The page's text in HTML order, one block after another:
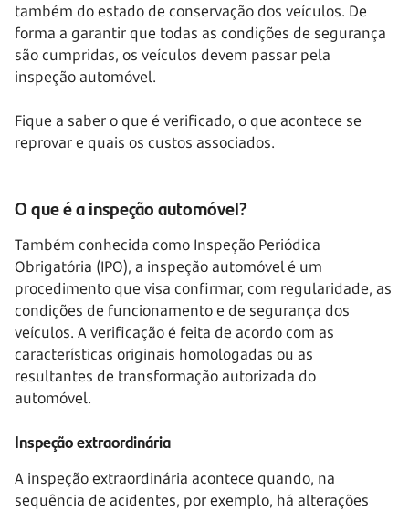
também do estado de conservação dos veículos. De
forma a garantir que todas as condições de segurança
são cumpridas, os veículos devem passar pela
inspeção automóvel.
Fique a saber o que é verificado, o que acontece se
reprovar e quais os custos associados.
O que é a inspeção automóvel?
Também conhecida como Inspeção Periódica
Obrigatória (IPO), a inspeção automóvel é um
procedimento que visa confirmar, com regularidade, as
condições de funcionamento e de segurança dos
veículos. A verificação é feita de acordo com as
características originais homologadas ou as
resultantes de transformação autorizada do
automóvel.
Inspeção extraordinária
A inspeção extraordinária acontece quando, na
sequência de acidentes, por exemplo, há alterações